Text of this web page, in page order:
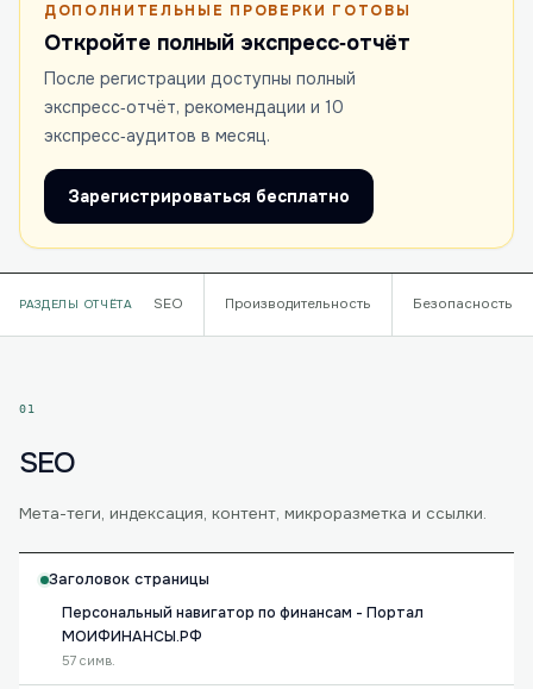
ДОПОЛНИТЕЛЬНЫЕ ПРОВЕРКИ ГОТОВЫ
Откройте полный экспресс‑отчёт
После регистрации доступны полный
экспресс‑отчёт, рекомендации и 10
экспресс‑аудитов в месяц.
Зарегистрироваться бесплатно
РАЗДЕЛЫ ОТЧЁТА SEO Производительность Безопасность
01
SEO
Мета-теги, индексация, контент, микроразметка и ссылки.
Заголовок страницы
Персональный навигатор по финансам - Портал
МОИФИНАНСЫ.РФ
57 симв.